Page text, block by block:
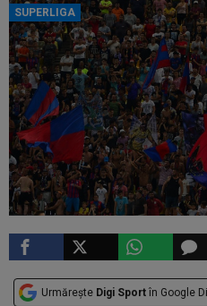
SUPERLIGA
Urmărește Digi Sport în Google